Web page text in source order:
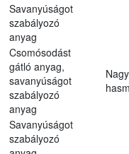
Savanyúságot
szabályozó
anyag
Csomósodást
gátló anyag,
savanyúságot
szabályozó
anyag
Savanyúságot
szabályozó